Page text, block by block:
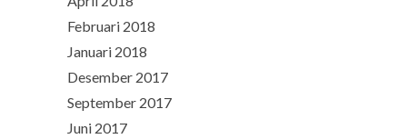
Februari 2018
Januari 2018
Desember 2017
September 2017
Juni 2017